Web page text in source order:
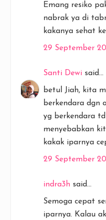
Emang resiko
nabrak ya di
kakanya sehat
29 September
Santi Dewi said...
betul Jiah, kita
berkendara dgn
yg berkendara
menyebabkan
kakak iparnya
29 September
indra3h said...
Semoga cepat
iparnya. Kalau